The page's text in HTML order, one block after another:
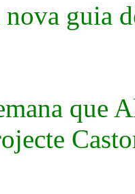
guia
que